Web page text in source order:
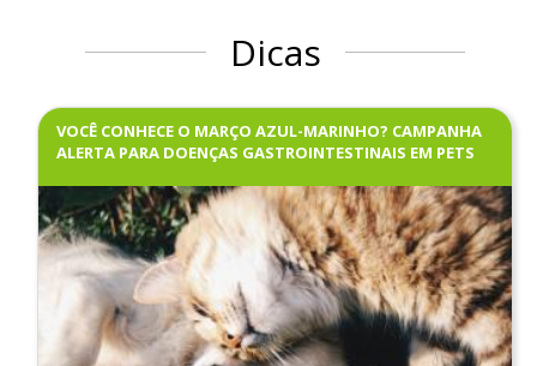
Dicas
VOCÊ CONHECE O MARÇO AZUL-MARINHO? CAMPANHA
ALERTA PARA DOENÇAS GASTROINTESTINAIS EM PETS